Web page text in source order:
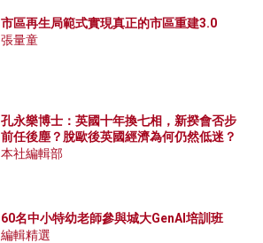
市區再生局範式實現真正的市區重建3.0
張量童
孔永樂博士：英國十年換七相，新揆會否步
前任後塵？脫歐後英國經濟為何仍然低迷？
本社編輯部
60名中小特幼老師參與城大GenAI培訓班
編輯精選